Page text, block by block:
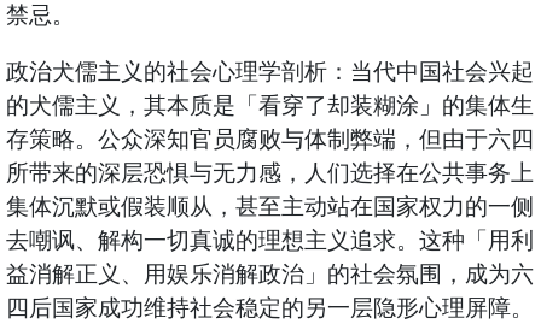
禁忌。
政治犬儒主义的社会心理学剖析：当代中国社会兴起
的犬儒主义，其本质是「看穿了却装糊涂」的集体生
存策略。公众深知官员腐败与体制弊端，但由于六四
所带来的深层恐惧与无力感，人们选择在公共事务上
集体沉默或假装顺从，甚至主动站在国家权力的一侧
去嘲讽、解构一切真诚的理想主义追求。这种「用利
益消解正义、用娱乐消解政治」的社会氛围，成为六
四后国家成功维持社会稳定的另一层隐形心理屏障。